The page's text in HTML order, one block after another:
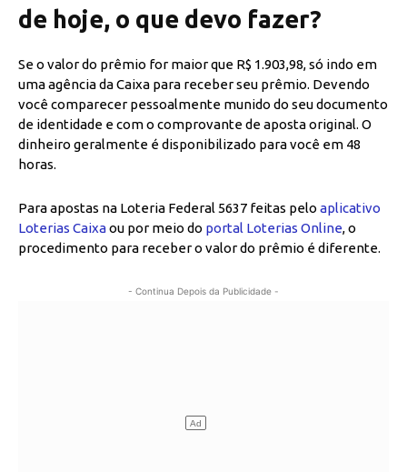
de hoje, o que devo fazer?
Se o valor do prêmio for maior que R$ 1.903,98, só indo em
uma agência da Caixa para receber seu prêmio. Devendo
você comparecer pessoalmente munido do seu documento
de identidade e com o comprovante de aposta original. O
dinheiro geralmente é disponibilizado para você em 48
horas.
Para apostas na Loteria Federal 5637 feitas pelo aplicativo
Loterias Caixaou por meio do portal Loterias Online, o
procedimento para receber o valor do prêmio é diferente.
- Continua Depois da Publicidade -